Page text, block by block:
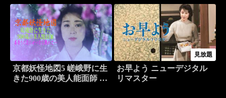
京都妖怪地図5 嵯峨野に生
きた900歳の美人能面師 葵
見放題
お早よう ニューデジタル
リマスター